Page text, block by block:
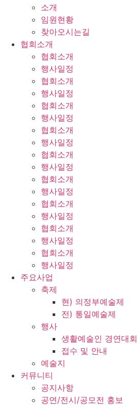
소개
임원현황
찾아오시는길
협회소개
협회소개
행사일정
협회소개
행사일정
협회소개
행사일정
협회소개
행사일정
협회소개
행사일정
협회소개
행사일정
협회소개
행사일정
협회소개
행사일정
협회소개
행사일정
주요사업
축제
현) 의정부예술제
전) 통일예술제
행사
생활예술인 경연대회
접수 및 안내
예술지
커뮤니티
공지사항
공연/전시/공모전 홍보